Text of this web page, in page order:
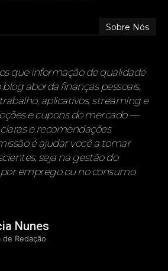
Sobre Nós
que informação de qualidade
aborda finanças pessoais,
aplicativos, streaming e
e cupons do mercado —
e recomendações
é ajudar você a tomar
seja na gestão do
emprego ou no consumo
Nunes
de Redação